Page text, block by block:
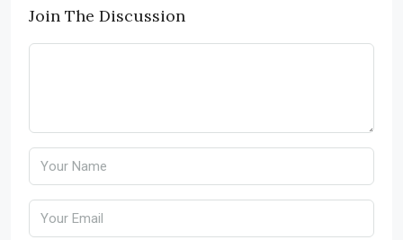
Join The Discussion